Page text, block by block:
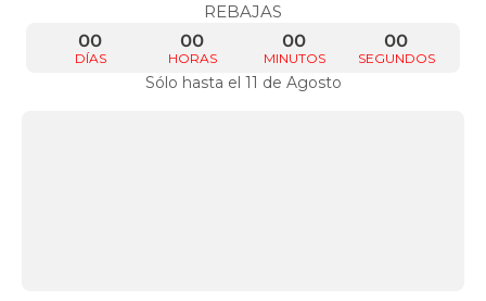
REBAJAS
DÍAS
00
HORAS
00
MINUTOS
00
SEGUNDOS
00
Sólo hasta el 11 de Agosto